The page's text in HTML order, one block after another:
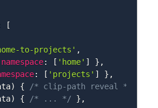
[
to-projects' ,
namespace: [ 'home' ] } ,
: [ 'projects' ] } ,
) { /* clip-path reveal */
) { /* ... */ } ,